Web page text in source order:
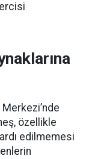
özellikle
edilmemesi